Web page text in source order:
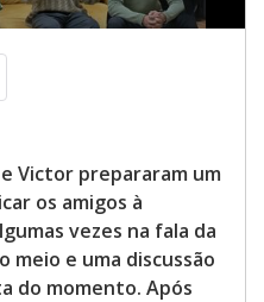
Victor prepararam um
os amigos à
vezes na fala da
meio e uma discussão
do momento. Após